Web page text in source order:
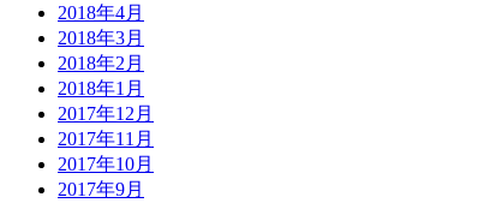
2018年4月
2018年3月
2018年2月
2018年1月
2017年12月
2017年11月
2017年10月
2017年9月